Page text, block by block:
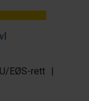
EØS-rett |